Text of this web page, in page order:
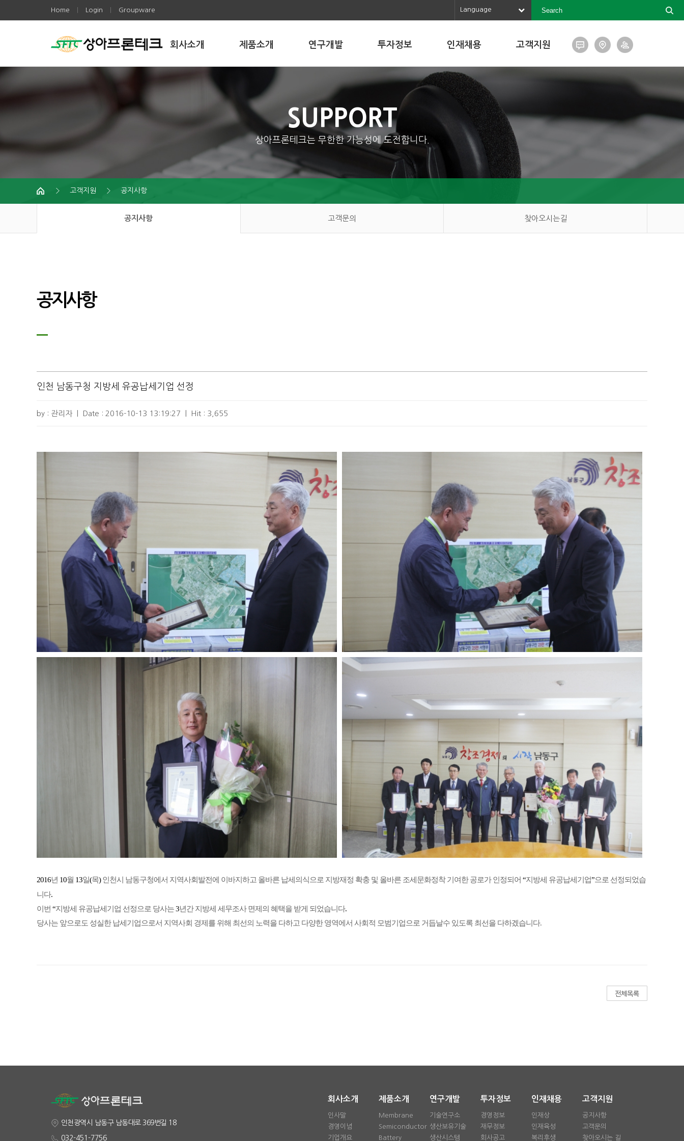
Home Login Groupware Language
회사소개 제품소개 연구개발 투자정보 인재채용 고객지원
SUPPORT
상아프론테크는 무한한 가능성에 도전합니다.
고객지원 공지사항
공지사항 고객문의 찾아오시는길
공지사항
인천 남동구청 지방세 유공납세기업 선정
by : 관리자 Date : 2016-10-13 13:19:27 Hit : 3,655
2016년 10월 13일(목)인천시 남동구청에서 지역사회발전에 이바지하고 올바른 납세의식으로 지방재정 확충 및 올바른 조세문화정착 기여한 공로가 인정되어 “지방세 유공납세기업”으로 선정되었습
니다.
이번 “지방세 유공납세기업 선정으로 당사는3년간 지방세 세무조사 면제의 혜택을 받게 되었습니다.
당사는 앞으로도 성실한 납세기업으로서 지역사회 경제를 위해 최선의 노력을 다하고 다양한 영역에서 사회적 모범기업으로 거듭날수 있도록 최선을 다하겠습니다.
인천광역시 남동구 남동대로 369번길 18
032-451-7756
회사소개
인사말
경영이념
기업개요
제품소개
Membrane
Semiconductor
Battery
연구개발
기술연구소
생산보유기술
생산시스템
투자정보
경영정보
재무정보
회사공고
인재채용
인재상
인재육성
복리후생
고객지원
공지사항
고객문의
찾아오시는 길